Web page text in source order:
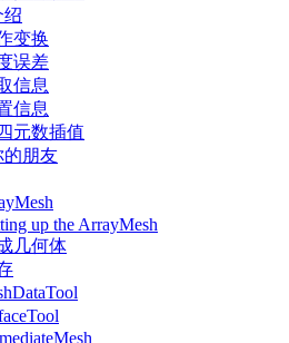
绍
变换
误差
信息
信息
元数插值
的朋友
up the ArrayMesh
几何体